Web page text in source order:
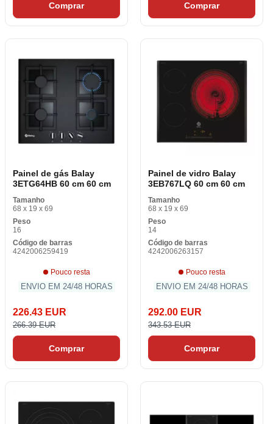
Comprar Comprar
Painel de gás Balay
3ETG64HB 60 cm 60 cm
Tamanho
68 x 19 x 69
Peso
16
Código de barras
4242006259419
Pouco resta
ENVIO EM 24/48 HORAS
226.43 EUR
266.39 EUR
Comprar
Painel de vidro Balay
3EB767LQ 60 cm 60 cm
Tamanho
68 x 19 x 69
Peso
14
Código de barras
4242006263157
Pouco resta
ENVIO EM 24/48 HORAS
292.00 EUR
343.53 EUR
Comprar